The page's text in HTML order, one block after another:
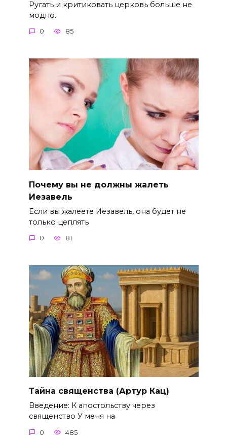
Ругать и критиковать церковь больше не
модно.
0 85
Почему вы не должны жалеть
Иезавель
Если вы жалеете Иезавель, она будет не
только цеплять
0 81
Тайна священства (Артур Кац)
Введение: К апостольству через
священство У меня на
0 485